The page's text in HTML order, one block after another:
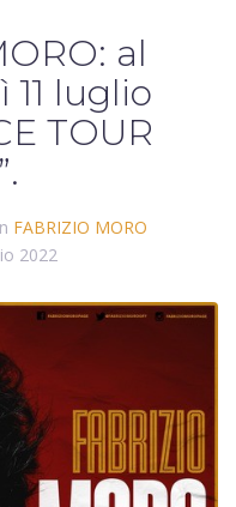
al
luglio
TOUR
FABRIZIO MORO
2022